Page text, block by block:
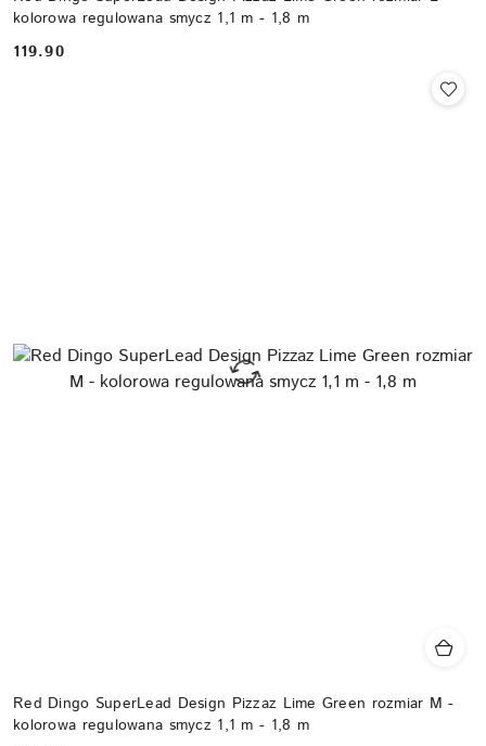
kolorowa regulowana smycz 1,1 m - 1,8 m
Cena:
119.90
Red Dingo SuperLead Design Pizzaz Lime Green rozmiar M -
kolorowa regulowana smycz 1,1 m - 1,8 m